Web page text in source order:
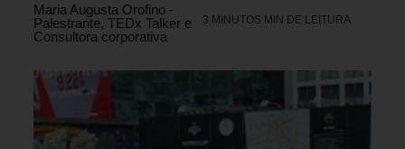
Maria Augusta Orofino -
Palestrante, TEDx Talker e
Consultora corporativa
3 MINUTOS MIN DE LEITURA